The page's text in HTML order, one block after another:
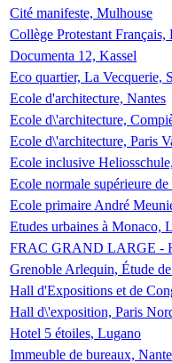
Cité manifeste, Mulhouse
Collège Protestant
Documenta 12, Kassel
Eco quartier, La Vecquerie,
Ecole d'architecture, Nantes
Ecole d\'architecture,
Ecole d\'architecture, Paris
Ecole inclusive
Ecole normale supérieure
Ecole primaire André
Etudes urbaines à Monaco,
FRAC GRAND LARGE -
Grenoble Arlequin, Étude
Hall d'Expositions et de
Hall d\'exposition, Paris
Hotel 5 étoiles, Lugano
Immeuble de bureaux,